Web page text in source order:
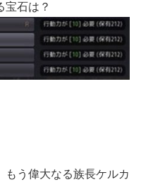
宝石は？
もう偉大なる族長ケルカ